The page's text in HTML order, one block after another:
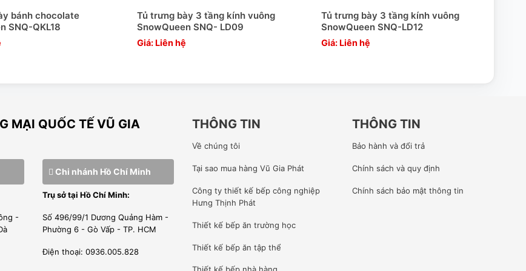
bánh chocolate
SNQ-QKL18
Tủ trưng bày 3 tầng kính vuông
SnowQueen SNQ- LD09
Giá: Liên hệ
Tủ trưng bày 3 tầng kính vuông
SnowQueen SNQ-LD12
Giá: Liên hệ
MẠI QUỐC TẾ VŨ GIA
-
Chi nhánh Hồ Chí Minh
Trụ sở tại Hồ Chí Minh:
Số 496/99/1 Dương Quảng Hàm -
Phường 6 - Gò Vấp - TP. HCM
Điện thoại: 0936.005.828
THÔNG TIN
Về chúng tôi
Tại sao mua hàng Vũ Gia Phát
Công ty thiết kế bếp công nghiệp
Hưng Thịnh Phát
Thiết kế bếp ăn trường học
Thiết kế bếp ăn tập thể
THÔNG TIN
Bảo hành và đổi trả
Chính sách và quy định
Chính sách bảo mật thông tin